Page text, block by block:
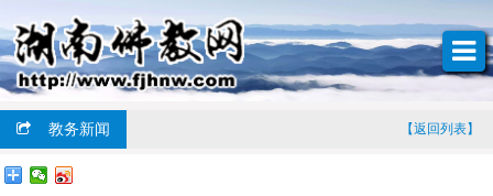
教务新闻 【返回列表】